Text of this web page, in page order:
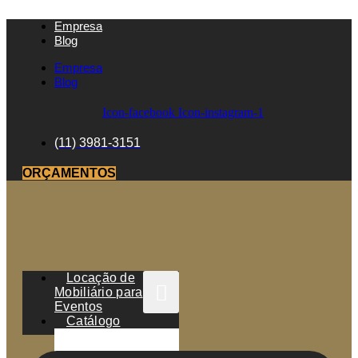
Empresa
Blog
Empresa
Blog
Icon-facebook Icon-instagram-1
(11) 3981-3151
ORÇAMENTOS
Locação de
Mobiliário para
Eventos
Catálogo